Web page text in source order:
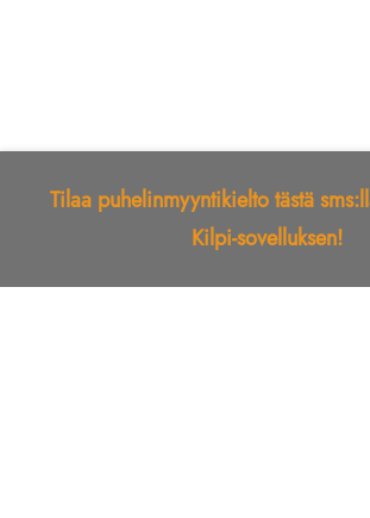
Tilaa puhelinmyyntikielto tästä
Kilpi-sovelluksen!